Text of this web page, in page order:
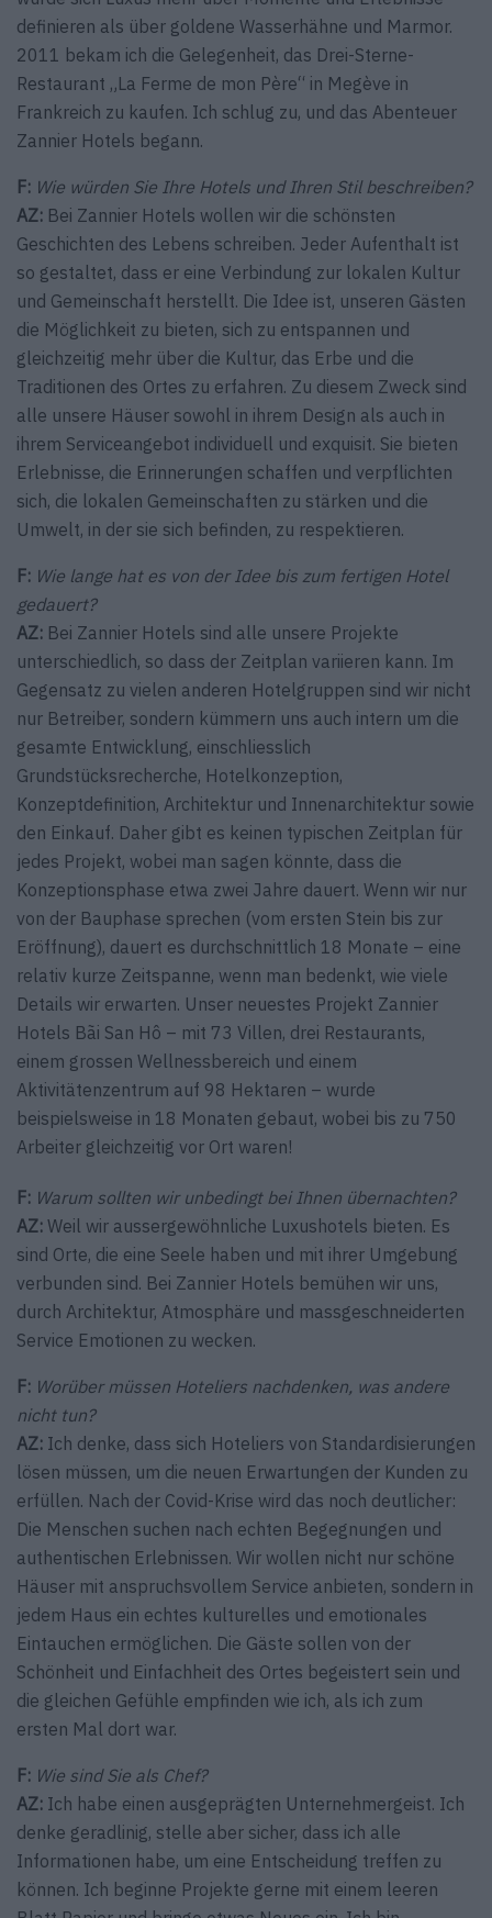
definieren als über goldene Wasserhähne und Marmor.
2011 bekam ich die Gelegenheit, das Drei-Sterne-
Restaurant „La Ferme de mon Père“ in Megève in
Frankreich zu kaufen. Ich schlug zu, und das Abenteuer
Zannier Hotels begann.
F: Wie würden Sie Ihre Hotels und Ihren Stil beschreiben?
AZ: Bei Zannier Hotels wollen wir die schönsten
Geschichten des Lebens schreiben. Jeder Aufenthalt ist
so gestaltet, dass er eine Verbindung zur lokalen Kultur
und Gemeinschaft herstellt. Die Idee ist, unseren Gästen
die Möglichkeit zu bieten, sich zu entspannen und
gleichzeitig mehr über die Kultur, das Erbe und die
Traditionen des Ortes zu erfahren. Zu diesem Zweck sind
alle unsere Häuser sowohl in ihrem Design als auch in
ihrem Serviceangebot individuell und exquisit. Sie bieten
Erlebnisse, die Erinnerungen schaffen und verpflichten
sich, die lokalen Gemeinschaften zu stärken und die
Umwelt, in der sie sich befinden, zu respektieren.
F: Wie lange hat es von der Idee bis zum fertigen Hotel
gedauert?
AZ: Bei Zannier Hotels sind alle unsere Projekte
unterschiedlich, so dass der Zeitplan variieren kann. Im
Gegensatz zu vielen anderen Hotelgruppen sind wir nicht
nur Betreiber, sondern kümmern uns auch intern um die
gesamte Entwicklung, einschliesslich
Grundstücksrecherche, Hotelkonzeption,
Konzeptdefinition, Architektur und Innenarchitektur sowie
den Einkauf. Daher gibt es keinen typischen Zeitplan für
jedes Projekt, wobei man sagen könnte, dass die
Konzeptionsphase etwa zwei Jahre dauert. Wenn wir nur
von der Bauphase sprechen (vom ersten Stein bis zur
Eröffnung), dauert es durchschnittlich 18 Monate – eine
relativ kurze Zeitspanne, wenn man bedenkt, wie viele
Details wir erwarten. Unser neuestes Projekt Zannier
Hotels Bãi San Hô – mit 73 Villen, drei Restaurants,
einem grossen Wellnessbereich und einem
Aktivitätenzentrum auf 98 Hektaren – wurde
beispielsweise in 18 Monaten gebaut, wobei bis zu 750
Arbeiter gleichzeitig vor Ort waren!
F: Warum sollten wir unbedingt bei Ihnen übernachten?
AZ: Weil wir aussergewöhnliche Luxushotels bieten. Es
sind Orte, die eine Seele haben und mit ihrer Umgebung
verbunden sind. Bei Zannier Hotels bemühen wir uns,
durch Architektur, Atmosphäre und massgeschneiderten
Service Emotionen zu wecken.
F: Worüber müssen Hoteliers nachdenken, was andere
nicht tun?
AZ: Ich denke, dass sich Hoteliers von Standardisierungen
lösen müssen, um die neuen Erwartungen der Kunden zu
erfüllen. Nach der Covid-Krise wird das noch deutlicher:
Die Menschen suchen nach echten Begegnungen und
authentischen Erlebnissen. Wir wollen nicht nur schöne
Häuser mit anspruchsvollem Service anbieten, sondern in
jedem Haus ein echtes kulturelles und emotionales
Eintauchen ermöglichen. Die Gäste sollen von der
Schönheit und Einfachheit des Ortes begeistert sein und
die gleichen Gefühle empfinden wie ich, als ich zum
ersten Mal dort war.
F: Wie sind Sie als Chef?
AZ: Ich habe einen ausgeprägten Unternehmergeist. Ich
denke geradlinig, stelle aber sicher, dass ich alle
Informationen habe, um eine Entscheidung treffen zu
können. Ich beginne Projekte gerne mit einem leeren